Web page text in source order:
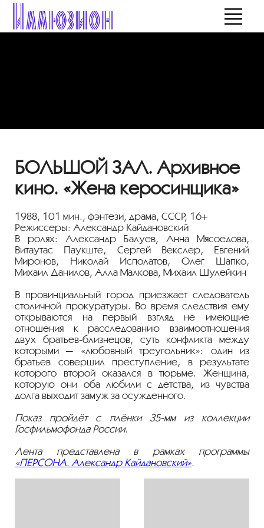
БОЛЬШОЙ ЗАЛ. Архивное
кино. «Жена керосинщика»
1988, 101 мин., фэнтези, драма, СССР, 16+
Режиссеры: Александр Кайдановский
В ролях: Александр Балуев, Анна Мясоедова,
Витаутас Паукште, Сергей Векслер, Евгений
Миронов, Николай Исполатов, Олег Шапко,
Михаил Данилов, Алла Малкова, Михаил Шулейкин
В провинциальный город приезжает следователь
столичной прокуратуры. Во время следствия ему
открываются на первый взгляд не имеющие
отношения к расследованию взаимоотношения
двух братьев-близнецов, суть конфликта между
которыми — «любовный треугольник»: один из
братьев совершил преступление, в результате
которого второй оказался в тюрьме. Женщина,
которую они оба любили с детства, из чувства
долга выходит замуж за осужденного.
Показ пройдёт с плёнки 35-ммиз коллекции
Госфильмофонда России.
Лента представлена в рамках программы
«ПЕРСОНА. Александр Кайдановский».